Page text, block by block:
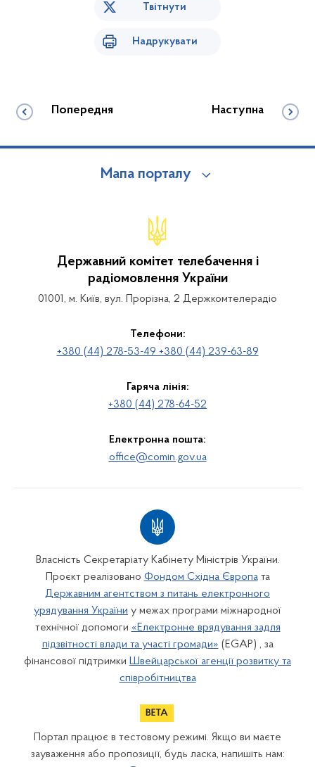
Твітнути
Надрукувати
Попередня Наступна
Мапа порталу
Державний комітет телебачення і
радіомовлення України
01001, м. Київ, вул. Прорізна, 2 Держкомтелерадіо
Телефони:
+380 (44) 278-53-49 +380 (44) 239-63-89
Гаряча лінія:
+380 (44) 278-64-52
Електронна пошта:
office@comin.gov.ua
Власність Секретаріату Кабінету Міністрів України.
Проєкт реалізовано Фондом Східна Європата
Державним агентством з питань електронного
урядування України у межах програми міжнародної
технічної допомоги «Електронне врядування задля
підзвітності влади та участі громади» (EGAP) , за
фінансової підтримки Швейцарської агенції розвитку та
співробітництва
Портал працює в тестовому режимі. Якщо ви маєте
зауваження або пропозиції, будь ласка, напишіть нам: